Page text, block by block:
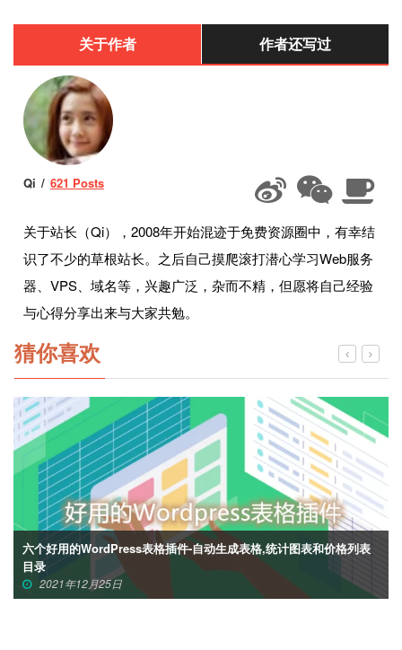
关于作者 作者还写过
Qi 621 Posts
关于站长（Qi），2008年开始混迹于免费资源圈中，有幸结
识了不少的草根站长。之后自己摸爬滚打潜心学习Web服务
器、VPS、域名等，兴趣广泛，杂而不精，但愿将自己经验
与心得分享出来与大家共勉。
猜你喜欢
六个好用的WordPress表格插件-自动生成表格,统计图表和价格列表
目录
2021年12月25日